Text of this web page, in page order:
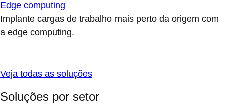
Edge computing
Implante cargas de trabalho mais perto da origem com
a edge computing.
Veja todas as soluções
Soluções por setor